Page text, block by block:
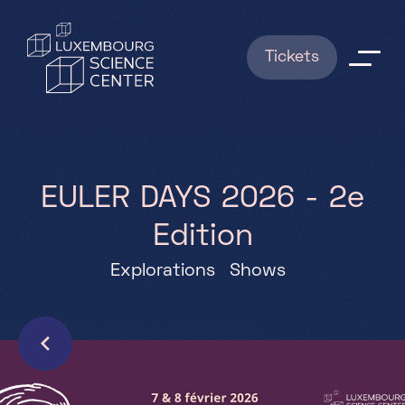
Tickets
Infos pratiques
FAQ
Qui sommes nous ?
Shows
RESERVATIONS
EU LER DAYS 2026 - 2e
Ed ition
Explorations Shows